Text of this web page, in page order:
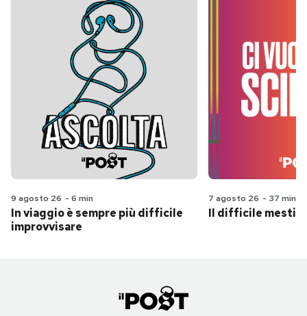
9 agosto 26 - 6 min
In viaggio è sempre più difficile
improvvisare
7 agosto 26 - 37 min
Il difficile